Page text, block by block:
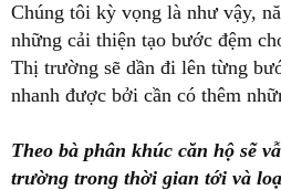
Chúng tôi kỳ vọng là như vậy,
những cải thiện tạo bước đệm
Thị trường sẽ dần đi lên từng
nhanh được bởi cần có thêm
Theo bà phân khúc căn hộ sẽ
trường trong thời gian tới và